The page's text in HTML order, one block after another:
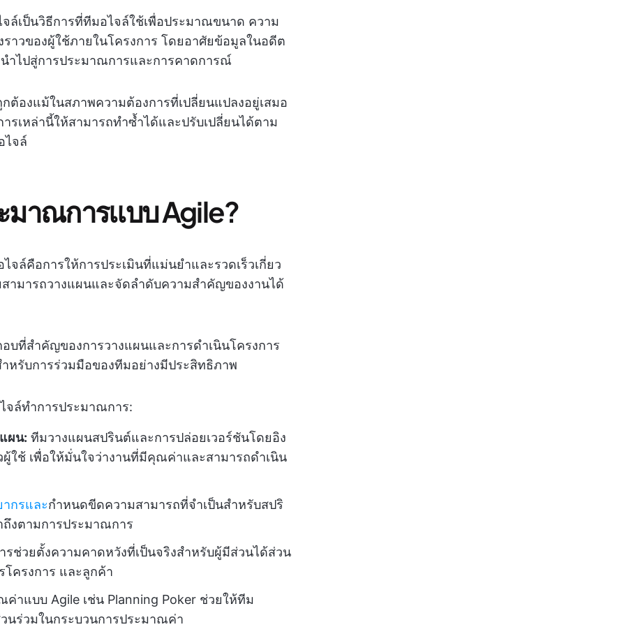
ล์เป็นวิธีการที่ทีมอไจล์ใช้เพื่อประมาณขนาด ความ
ราวของผู้ใช้ภายในโครงการ โดยอาศัยข้อมูลในอดีต
ำไปสู่การประมาณการและการคาดการณ์
ต้องแม้ในสภาพความต้องการที่เปลี่ยนแปลงอยู่เสมอ
เหล่านี้ให้สามารถทำซ้ำได้และปรับเปลี่ยนได้ตาม
ไจล์
มาณการแบบ Agile?
ล์คือการให้การประเมินที่แม่นยำและรวดเร็วเกี่ยว
ามารถวางแผนและจัดลำดับความสำคัญของงานได้
บที่สำคัญของการวางแผนและการดำเนินโครงการ
หรับการร่วมมือของทีมอย่างมีประสิทธิภาพ
จล์ทำการประมาณการ:
ผน: ทีมวางแผนสปรินต์และการปล่อยเวอร์ชันโดยอิง
ใช้ เพื่อให้มั่นใจว่างานที่มีคุณค่าและสามารถดำเนิน
กรและกำหนดขีดความสามารถที่จำเป็นสำหรับสปริ
งตามการประมาณการ
รช่วยตั้งความคาดหวังที่เป็นจริงสำหรับผู้มีส่วนได้ส่วน
ครงการ และลูกค้า
ค่าแบบ Agile เช่น Planning Poker ช่วยให้ทีม
นร่วมในกระบวนการประมาณค่า